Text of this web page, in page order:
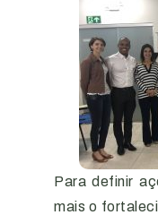
Para definir
mais o